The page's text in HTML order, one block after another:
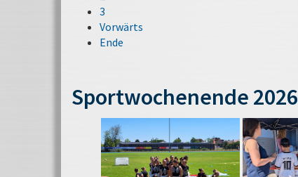
3
Vorwärts
Ende
Sportwochenende 2026